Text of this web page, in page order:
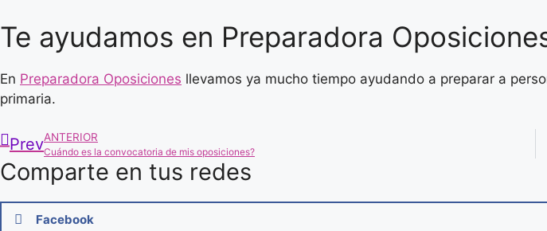
Te ayudamos en Preparadora
En Preparadora Oposiciones llevamos ya mucho tiempo ayudando a preparar a
primaria.
PrevANTERIOR
Cuándo es la convocatoria de mis oposiciones?
Comparte en tus redes
Facebook